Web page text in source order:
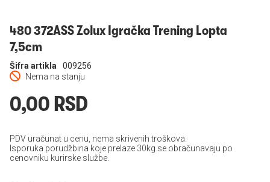
480 372ASS Zolux Igračka Trening Lopta
7,5cm
Nema na stanju
Šifra artikla 009256
0,00 RSD
PDV uračunat u cenu, nema skrivenih troškova.
Isporuka porudžbina koje prelaze 30kg se obračunavaju po
cenovniku kurirske službe.